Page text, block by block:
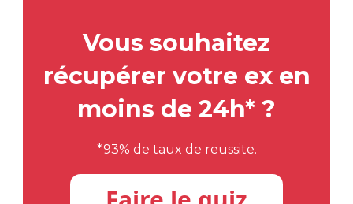
Vous souhaitez
récupérer votre ex en
moins de 24h* ?
*93% de taux de reussite.